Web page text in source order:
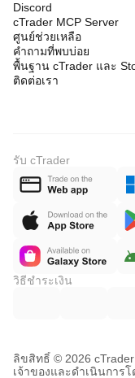
Discord
cTrader MCP Server
ศูนย์ช่วยเหลือ
คำถามที่พบบ่อย
พื้นฐาน cTrader และ
ติดต่อเรา
รับ cTrader
วิธีชำระเงิน
ลิขสิทธิ์ © 2026
เจ้าของและดำเนินการโ